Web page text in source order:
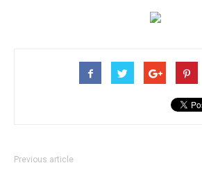
Previous article